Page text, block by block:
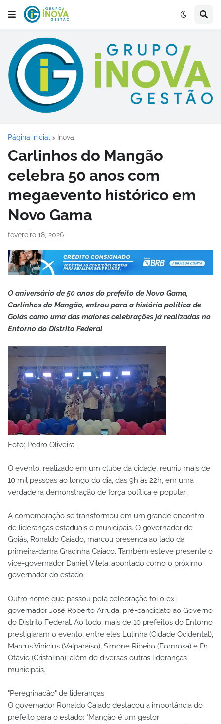
Página inicial Inova
Carlinhos do Mangão
celebra 50 anos com
megaevento histórico em
Novo Gama
fevereiro 18, 2026
O aniversário de 50 anos do prefeito de Novo Gama,
Carlinhos do Mangão, entrou para a história política de
Goiás como uma das maiores celebrações já realizadas no
Entorno do Distrito Federal
Foto: Pedro Oliveira.
O evento, realizado em um clube da cidade, reuniu mais de
10 mil pessoas ao longo do dia, das 9h às 22h, em uma
verdadeira demonstração de força política e popular.
A comemoração se transformou em um grande encontro
de lideranças estaduais e municipais. O governador de
Goiás, Ronaldo Caiado, marcou presença ao lado da
primeira-dama Gracinha Caiado. Também esteve presente o
vice-governador Daniel Vilela, apontado como o próximo
governador do estado.
Outro nome que passou pela celebração foi o ex-
governador José Roberto Arruda, pré-candidato ao Governo
do Distrito Federal. Ao todo, mais de 10 prefeitos do Entorno
prestigiaram o evento, entre eles Lulinha (Cidade Ocidental),
Marcus Vinicius (Valparaíso), Simone Ribeiro (Formosa) e Dr.
Otávio (Cristalina), além de diversas outras lideranças
municipais.
"Peregrinação" de lideranças
O governador Ronaldo Caiado destacou a importância do
prefeito para o estado: "Mangão é um gestor